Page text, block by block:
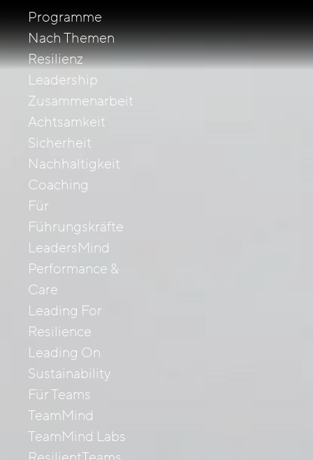
Programme
Nach Themen
Resilienz
Leadership
Zusammenarbeit
Achtsamkeit
Sicherheit
Nachhaltigkeit
Coaching
Für
Führungskräfte
LeadersMind
Performance &
Care
Leading For
Resilience
Leading On
Sustainability
Für Teams
TeamMind
TeamMind Labs